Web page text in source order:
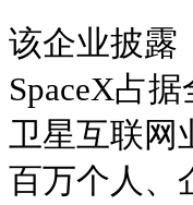
该企业披露
SpaceX占
卫星互联网
百万个人、